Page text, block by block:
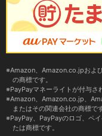
Amazon、Amazon.co.jpおよ
の商標です。
PayPayマネーライトが付与さ
Amazon、Amazon.co.jp、
またはその関連会社の商標です
PayPay、PayPayのロゴ、ペ
たは商標です。